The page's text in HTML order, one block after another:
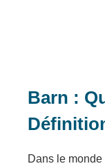
Barn :
Dans le